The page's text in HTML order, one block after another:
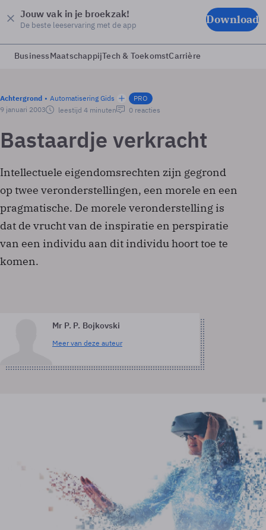
Jouw vak in je broekzak!
De beste leeservaring met de app Download
BusinessMaatschappijTech & ToekomstCarrière
Achtergrond Automatisering Gids
PRO
9 januari 2003
leestijd 4 minuten 0 reacties
Bastaardje verkracht
Intellectuele eigendomsrechten zijn gegrond
op twee veronderstellingen, een morele en een
pragmatische. De morele veronderstelling is
dat de vrucht van de inspiratie en perspiratie
van een individu aan dit individu hoort toe te
komen.
Mr P. P. Bojkovski
Meer van deze auteur